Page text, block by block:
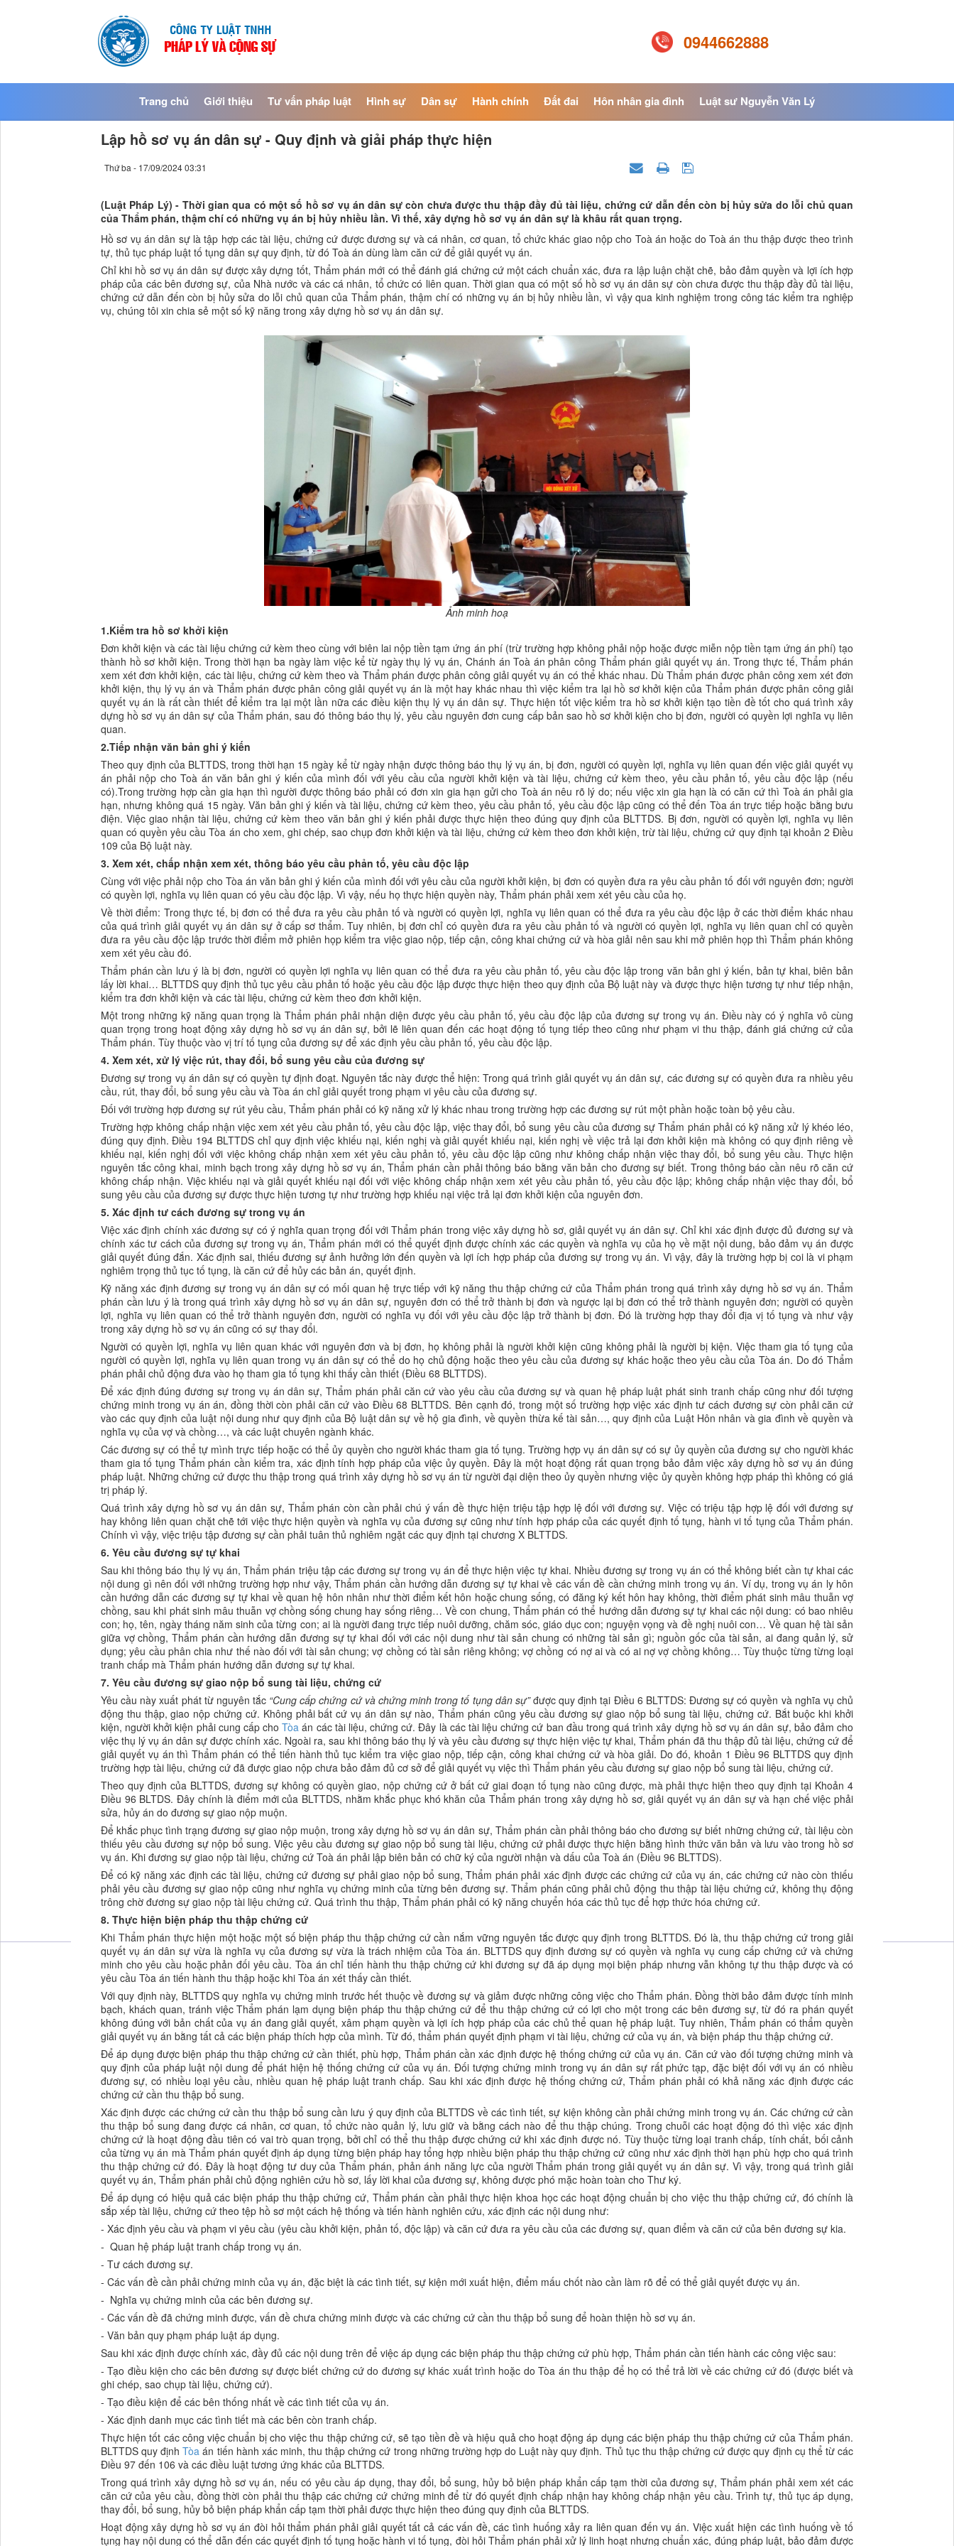
0944662888
Trang chủ Giới thiệu Tư vấn pháp luật Hình sự Dân sự Hành chính Đất đai Hôn nhân gia đình Luật sư Nguyễn Văn Lý
Lập hồ sơ vụ án dân sự - Quy định và giải pháp thực hiện
Thứ ba - 17/09/2024 03:31
(Luật Pháp Lý) - Thời gian qua có một số hồ sơ vụ án dân sự còn chưa được thu thập đầy đủ tài liệu, chứng cứ dẫn đến còn bị hủy sửa do lỗi chủ quan
của Thẩm phán, thậm chí có những vụ án bị hủy nhiều lần. Vì thế, xây dựng hồ sơ vụ án dân sự là khâu rất quan trọng.
Hồ sơ vụ án dân sự là tập hợp các tài liệu, chứng cứ được đương sự và cá nhân, cơ quan, tổ chức khác giao nộp cho Toà án hoặc do Toà án thu thập được theo trình
tự, thủ tục pháp luật tố tụng dân sự quy định, từ đó Toà án dùng làm căn cứ để giải quyết vụ án.
Chỉ khi hồ sơ vụ án dân sự được xây dựng tốt, Thẩm phán mới có thể đánh giá chứng cứ một cách chuẩn xác, đưa ra lập luận chặt chẽ, bảo đảm quyền và lợi ích hợp
pháp của các bên đương sự, của Nhà nước và các cá nhân, tổ chức có liên quan. Thời gian qua có một số hồ sơ vụ án dân sự còn chưa được thu thập đầy đủ tài liệu,
chứng cứ dẫn đến còn bị hủy sửa do lỗi chủ quan của Thẩm phán, thậm chí có những vụ án bị hủy nhiều lần, vì vậy qua kinh nghiệm trong công tác kiểm tra nghiệp
vụ, chúng tôi xin chia sẻ một số kỹ năng trong xây dựng hồ sơ vụ án dân sự.
Ảnh minh hoạ
1.Kiểm tra hồ sơ khởi kiện
Đơn khởi kiện và các tài liệu chứng cứ kèm theo cùng với biên lai nộp tiền tạm ứng án phí (trừ trường hợp không phải nộp hoặc được miễn nộp tiền tạm ứng án phí) tạo
thành hồ sơ khởi kiện. Trong thời hạn ba ngày làm việc kể từ ngày thụ lý vụ án, Chánh án Toà án phân công Thẩm phán giải quyết vụ án. Trong thực tế, Thẩm phán
xem xét đơn khởi kiện, các tài liệu, chứng cứ kèm theo và Thẩm phán được phân công giải quyết vụ án có thể khác nhau. Dù Thẩm phán được phân công xem xét đơn
khởi kiện, thụ lý vụ án và Thẩm phán được phân công giải quyết vụ án là một hay khác nhau thì việc kiểm tra lại hồ sơ khởi kiện của Thẩm phán được phân công giải
quyết vụ án là rất cần thiết để kiểm tra lại một lần nữa các điều kiện thụ lý vụ án dân sự. Thực hiện tốt việc kiểm tra hồ sơ khởi kiện tạo tiền đề tốt cho quá trình xây
dựng hồ sơ vụ án dân sự của Thẩm phán, sau đó thông báo thụ lý, yêu cầu nguyên đơn cung cấp bản sao hồ sơ khởi kiện cho bị đơn, người có quyền lợi nghĩa vụ liên
quan.
2.Tiếp nhận văn bản ghi ý kiến
Theo quy định của BLTTDS, trong thời hạn 15 ngày kể từ ngày nhận được thông báo thụ lý vụ án, bị đơn, người có quyền lợi, nghĩa vụ liên quan đến việc giải quyết vụ
án phải nộp cho Toà án văn bản ghi ý kiến của mình đối với yêu cầu của người khởi kiện và tài liệu, chứng cứ kèm theo, yêu cầu phản tố, yêu cầu độc lập (nếu
có).Trong trường hợp cần gia hạn thì người được thông báo phải có đơn xin gia hạn gửi cho Toà án nêu rõ lý do; nếu việc xin gia hạn là có căn cứ thì Toà án phải gia
hạn, nhưng không quá 15 ngày. Văn bản ghi ý kiến và tài liệu, chứng cứ kèm theo, yêu cầu phản tố, yêu cầu độc lập cũng có thể đến Tòa án trực tiếp hoặc bằng bưu
điện. Việc giao nhận tài liệu, chứng cứ kèm theo văn bản ghi ý kiến phải được thực hiện theo đúng quy định của BLTTDS. Bị đơn, người có quyền lợi, nghĩa vụ liên
quan có quyền yêu cầu Tòa án cho xem, ghi chép, sao chụp đơn khởi kiện và tài liệu, chứng cứ kèm theo đơn khởi kiện, trừ tài liệu, chứng cứ quy định tại khoản 2 Điều
109 của Bộ luật này.
3. Xem xét, chấp nhận xem xét, thông báo yêu cầu phản tố, yêu cầu độc lập
Cùng với việc phải nộp cho Tòa án văn bản ghi ý kiến của mình đối với yêu cầu của người khởi kiện, bị đơn có quyền đưa ra yêu cầu phản tố đối với nguyên đơn; người
có quyền lợi, nghĩa vụ liên quan có yêu cầu độc lập. Vì vậy, nếu họ thực hiện quyền này, Thẩm phán phải xem xét yêu cầu của họ.
Về thời điểm: Trong thực tế, bị đơn có thể đưa ra yêu cầu phản tố và người có quyền lợi, nghĩa vụ liên quan có thể đưa ra yêu cầu độc lập ở các thời điểm khác nhau
của quá trình giải quyết vụ án dân sự ở cấp sơ thẩm. Tuy nhiên, bị đơn chỉ có quyền đưa ra yêu cầu phản tố và người có quyền lợi, nghĩa vụ liên quan chỉ có quyền
đưa ra yêu cầu độc lập trước thời điểm mở phiên họp kiểm tra việc giao nộp, tiếp cận, công khai chứng cứ và hòa giải nên sau khi mở phiên họp thì Thẩm phán không
xem xét yêu cầu đó.
Thẩm phán cần lưu ý là bị đơn, người có quyền lợi nghĩa vụ liên quan có thể đưa ra yêu cầu phản tố, yêu cầu độc lập trong văn bản ghi ý kiến, bản tự khai, biên bản
lấy lời khai… BLTTDS quy định thủ tục yêu cầu phản tố hoặc yêu cầu độc lập được thực hiện theo quy định của Bộ luật này và được thực hiện tương tự như tiếp nhận,
kiểm tra đơn khởi kiện và các tài liệu, chứng cứ kèm theo đơn khởi kiện.
Một trong những kỹ năng quan trọng là Thẩm phán phải nhận diện được yêu cầu phản tố, yêu cầu độc lập của đương sự trong vụ án. Điều này có ý nghĩa vô cùng
quan trọng trong hoạt động xây dựng hồ sơ vụ án dân sự, bởi lẽ liên quan đến các hoạt động tố tụng tiếp theo cũng như phạm vi thu thập, đánh giá chứng cứ của
Thẩm phán. Tùy thuộc vào vị trí tố tụng của đương sự để xác định yêu cầu phản tố, yêu cầu độc lập.
4. Xem xét, xử lý việc rút, thay đổi, bổ sung yêu cầu của đương sự
Đương sự trong vụ án dân sự có quyền tự định đoạt. Nguyên tắc này được thể hiện: Trong quá trình giải quyết vụ án dân sự, các đương sự có quyền đưa ra nhiều yêu
cầu, rút, thay đổi, bổ sung yêu cầu và Tòa án chỉ giải quyết trong phạm vi yêu cầu của đương sự.
Đối với trường hợp đương sự rút yêu cầu, Thẩm phán phải có kỹ năng xử lý khác nhau trong trường hợp các đương sự rút một phần hoặc toàn bộ yêu cầu.
Trường hợp không chấp nhận việc xem xét yêu cầu phản tố, yêu cầu độc lập, việc thay đổi, bổ sung yêu cầu của đương sự Thẩm phán phải có kỹ năng xử lý khéo léo,
đúng quy định. Điều 194 BLTTDS chỉ quy định việc khiếu nại, kiến nghị và giải quyết khiếu nại, kiến nghị về việc trả lại đơn khởi kiện mà không có quy định riêng về
khiếu nại, kiến nghị đối với việc không chấp nhận xem xét yêu cầu phản tố, yêu cầu độc lập cũng như không chấp nhận việc thay đổi, bổ sung yêu cầu. Thực hiện
nguyên tắc công khai, minh bạch trong xây dựng hồ sơ vụ án, Thẩm phán cần phải thông báo bằng văn bản cho đương sự biết. Trong thông báo cần nêu rõ căn cứ
không chấp nhận. Việc khiếu nại và giải quyết khiếu nại đối với việc không chấp nhận xem xét yêu cầu phản tố, yêu cầu độc lập; không chấp nhận việc thay đổi, bổ
sung yêu cầu của đương sự được thực hiện tương tự như trường hợp khiếu nại việc trả lại đơn khởi kiện của nguyên đơn.
5. Xác định tư cách đương sự trong vụ án
Việc xác định chính xác đương sự có ý nghĩa quan trọng đối với Thẩm phán trong việc xây dựng hồ sơ, giải quyết vụ án dân sự. Chỉ khi xác định được đủ đương sự và
chính xác tư cách của đương sự trong vụ án, Thẩm phán mới có thể quyết định được chính xác các quyền và nghĩa vụ của họ về mặt nội dung, bảo đảm vụ án được
giải quyết đúng đắn. Xác định sai, thiếu đương sự ảnh hưởng lớn đến quyền và lợi ích hợp pháp của đương sự trong vụ án. Vì vậy, đây là trường hợp bị coi là vi phạm
nghiêm trọng thủ tục tố tụng, là căn cứ để hủy các bản án, quyết định.
Kỹ năng xác định đương sự trong vụ án dân sự có mối quan hệ trực tiếp với kỹ năng thu thập chứng cứ của Thẩm phán trong quá trình xây dựng hồ sơ vụ án. Thẩm
phán cần lưu ý là trong quá trình xây dựng hồ sơ vụ án dân sự, nguyên đơn có thể trở thành bị đơn và ngược lại bị đơn có thể trở thành nguyên đơn; người có quyền
lợi, nghĩa vụ liên quan có thể trở thành nguyên đơn, người có nghĩa vụ đối với yêu cầu độc lập trở thành bị đơn. Đó là trường hợp thay đổi địa vị tố tụng và như vậy
trong xây dựng hồ sơ vụ án cũng có sự thay đổi.
Người có quyền lợi, nghĩa vụ liên quan khác với nguyên đơn và bị đơn, họ không phải là người khởi kiện cũng không phải là người bị kiện. Việc tham gia tố tụng của
người có quyền lợi, nghĩa vụ liên quan trong vụ án dân sự có thể do họ chủ động hoặc theo yêu cầu của đương sự khác hoặc theo yêu cầu của Tòa án. Do đó Thẩm
phán phải chủ động đưa vào họ tham gia tố tụng khi thấy cần thiết (Điều 68 BLTTDS).
Để xác định đúng đương sự trong vụ án dân sự, Thẩm phán phải căn cứ vào yêu cầu của đương sự và quan hệ pháp luật phát sinh tranh chấp cũng như đối tượng
chứng minh trong vụ án án, đồng thời còn phải căn cứ vào Điều 68 BLTTDS. Bên cạnh đó, trong một số trường hợp việc xác định tư cách đương sự còn phải căn cứ
vào các quy định của luật nội dung như quy định của Bộ luật dân sự về hộ gia đình, về quyền thừa kế tài sản…, quy định của Luật Hôn nhân và gia đình về quyền và
nghĩa vụ của vợ và chồng…, và các luật chuyên ngành khác.
Các đương sự có thể tự mình trực tiếp hoặc có thể ủy quyền cho người khác tham gia tố tụng. Trường hợp vụ án dân sự có sự ủy quyền của đương sự cho người khác
tham gia tố tụng Thẩm phán cần kiểm tra, xác định tính hợp pháp của việc ủy quyền. Đây là một hoạt động rất quan trọng bảo đảm việc xây dựng hồ sơ vụ án đúng
pháp luật. Những chứng cứ được thu thập trong quá trình xây dựng hồ sơ vụ án từ người đại diện theo ủy quyền nhưng việc ủy quyền không hợp pháp thì không có giá
trị pháp lý.
Quá trình xây dựng hồ sơ vụ án dân sự, Thẩm phán còn cần phải chú ý vấn đề thực hiện triệu tập hợp lệ đối với đương sự. Việc có triệu tập hợp lệ đối với đương sự
hay không liên quan chặt chẽ tới việc thực hiện quyền và nghĩa vụ của đương sự cũng như tính hợp pháp của các quyết định tố tụng, hành vi tố tụng của Thẩm phán.
Chính vì vậy, việc triệu tập đương sự cần phải tuân thủ nghiêm ngặt các quy định tại chương X BLTTDS.
6. Yêu cầu đương sự tự khai
Sau khi thông báo thụ lý vụ án, Thẩm phán triệu tập các đương sự trong vụ án để thực hiện việc tự khai. Nhiều đương sự trong vụ án có thể không biết cần tự khai các
nội dung gì nên đối với những trường hợp như vậy, Thẩm phán cần hướng dẫn đương sự tự khai về các vấn đề cần chứng minh trong vụ án. Ví dụ, trong vụ án ly hôn
cần hướng dẫn các đương sự tự khai về quan hệ hôn nhân như thời điểm kết hôn hoặc chung sống, có đăng ký kết hôn hay không, thời điểm phát sinh mâu thuẫn vợ
chồng, sau khi phát sinh mâu thuẫn vợ chồng sống chung hay sống riêng… Về con chung, Thẩm phán có thể hướng dẫn đương sự tự khai các nội dung: có bao nhiêu
con; họ, tên, ngày tháng năm sinh của từng con; ai là người đang trực tiếp nuôi dưỡng, chăm sóc, giáo dục con; nguyện vọng và đề nghị nuôi con… Về quan hệ tài sản
giữa vợ chồng, Thẩm phán cần hướng dẫn đương sự tự khai đối với các nội dung như tài sản chung có những tài sản gì; nguồn gốc của tài sản, ai đang quản lý, sử
dụng; yêu cầu phân chia như thế nào đối với tài sản chung; vợ chồng có tài sản riêng không; vợ chồng có nợ ai và có ai nợ vợ chồng không… Tùy thuộc từng từng loại
tranh chấp mà Thẩm phán hướng dẫn đương sự tự khai.
7. Yêu cầu đương sự giao nộp bổ sung tài liệu, chứng cứ
Yêu cầu này xuất phát từ nguyên tắc “Cung cấp chứng cứ và chứng minh trong tố tụng dân sự”được quy định tại Điều 6 BLTTDS: Đương sự có quyền và nghĩa vụ chủ
động thu thập, giao nộp chứng cứ. Không phải bất cứ vụ án dân sự nào, Thẩm phán cũng yêu cầu đương sự giao nộp bổ sung tài liệu, chứng cứ. Bắt buộc khi khởi
kiện, người khởi kiện phải cung cấp choTòa án các tài liệu, chứng cứ. Đây là các tài liệu chứng cứ ban đầu trong quá trình xây dựng hồ sơ vụ án dân sự, bảo đảm cho
việc thụ lý vụ án dân sự được chính xác. Ngoài ra, sau khi thông báo thụ lý và yêu cầu đương sự thực hiện việc tự khai, Thẩm phán đã thu thập đủ tài liệu, chứng cứ để
giải quyết vụ án thì Thẩm phán có thể tiến hành thủ tục kiểm tra việc giao nộp, tiếp cận, công khai chứng cứ và hòa giải. Do đó, khoản 1 Điều 96 BLTTDS quy định
trường hợp tài liệu, chứng cứ đã được giao nộp chưa bảo đảm đủ cơ sở để giải quyết vụ việc thì Thẩm phán yêu cầu đương sự giao nộp bổ sung tài liệu, chứng cứ.
Theo quy định của BLTTDS, đương sự không có quyền giao, nộp chứng cứ ở bất cứ giai đoạn tố tụng nào cũng được, mà phải thực hiện theo quy định tại Khoản 4
Điều 96 BLTDS. Đây chính là điểm mới của BLTTDS, nhằm khắc phục khó khăn của Thẩm phán trong xây dựng hồ sơ, giải quyết vụ án dân sự và hạn chế việc phải
sửa, hủy án do đương sự giao nộp muộn.
Để khắc phục tình trạng đương sự giao nộp muộn, trong xây dựng hồ sơ vụ án dân sự, Thẩm phán cần phải thông báo cho đương sự biết những chứng cứ, tài liệu còn
thiếu yêu cầu đương sự nộp bổ sung. Việc yêu cầu đương sự giao nộp bổ sung tài liệu, chứng cứ phải được thực hiện bằng hình thức văn bản và lưu vào trong hồ sơ
vụ án. Khi đương sự giao nộp tài liệu, chứng cứ Toà án phải lập biên bản có chữ ký của người nhận và dấu của Toà án (Điều 96 BLTTDS).
Để có kỹ năng xác định các tài liệu, chứng cứ đương sự phải giao nộp bổ sung, Thẩm phán phải xác định được các chứng cứ của vụ án, các chứng cứ nào còn thiếu
phải yêu cầu đương sự giao nộp cũng như nghĩa vụ chứng minh của từng bên đương sự. Thẩm phán cũng phải chủ động thu thập tài liệu chứng cứ, không thụ động
trông chờ đương sự giao nộp tài liệu chứng cứ. Quá trình thu thập, Thẩm phán phải có kỹ năng chuyển hóa các thủ tục để hợp thức hóa chứng cứ.
8. Thực hiện biện pháp thu thập chứng cứ
Khi Thẩm phán thực hiện một hoặc một số biện pháp thu thập chứng cứ cần nắm vững nguyên tắc được quy định trong BLTTDS. Đó là, thu thập chứng cứ trong giải
quyết vụ án dân sự vừa là nghĩa vụ của đương sự vừa là trách nhiệm của Tòa án. BLTTDS quy định đương sự có quyền và nghĩa vụ cung cấp chứng cứ và chứng
minh cho yêu cầu hoặc phản đối yêu cầu. Tòa án chỉ tiến hành thu thập chứng cứ khi đương sự đã áp dụng mọi biện pháp nhưng vẫn không tự thu thập được và có
yêu cầu Tòa án tiến hành thu thập hoặc khi Tòa án xét thấy cần thiết.
Với quy định này, BLTTDS quy nghĩa vụ chứng minh trước hết thuộc về đương sự và giảm được những công việc cho Thẩm phán. Đồng thời bảo đảm được tính minh
bạch, khách quan, tránh việc Thẩm phán lạm dụng biện pháp thu thập chứng cứ để thu thập chứng cứ có lợi cho một trong các bên đương sự, từ đó ra phán quyết
không đúng với bản chất của vụ án đang giải quyết, xâm phạm quyền và lợi ích hợp pháp của các chủ thể quan hệ pháp luật. Tuy nhiên, Thẩm phán có thẩm quyền
giải quyết vụ án bằng tất cả các biện pháp thích hợp của mình. Từ đó, thẩm phán quyết định phạm vi tài liệu, chứng cứ của vụ án, và biện pháp thu thập chứng cứ.
Để áp dụng được biện pháp thu thập chứng cứ cần thiết, phù hợp, Thẩm phán cần xác định được hệ thống chứng cứ của vụ án. Căn cứ vào đối tượng chứng minh và
quy định của pháp luật nội dung để phát hiện hệ thống chứng cứ của vụ án. Đối tượng chứng minh trong vụ án dân sự rất phức tạp, đặc biệt đối với vụ án có nhiều
đương sự, có nhiều loại yêu cầu, nhiều quan hệ pháp luật tranh chấp. Sau khi xác định được hệ thống chứng cứ, Thẩm phán phải có khả năng xác định được các
chứng cứ cần thu thập bổ sung.
Xác định được các chứng cứ cần thu thập bổ sung cần lưu ý quy định của BLTTDS về các tình tiết, sự kiện không cần phải chứng minh trong vụ án. Các chứng cứ cần
thu thập bổ sung đang được cá nhân, cơ quan, tổ chức nào quản lý, lưu giữ và bằng cách nào để thu thập chúng. Trong chuỗi các hoạt động đó thì việc xác định
chứng cứ là hoạt động đầu tiên có vai trò quan trọng, bởi chỉ có thể thu thập được chứng cứ khi xác định được nó. Tùy thuộc từng loại tranh chấp, tính chất, bối cảnh
của từng vụ án mà Thẩm phán quyết định áp dụng từng biện pháp hay tổng hợp nhiều biện pháp thu thập chứng cứ cũng như xác định thời hạn phù hợp cho quá trình
thu thập chứng cứ đó. Đây là hoạt động tư duy của Thẩm phán, phản ánh năng lực của người Thẩm phán trong giải quyết vụ án dân sự. Vì vậy, trong quá trình giải
quyết vụ án, Thẩm phán phải chủ động nghiên cứu hồ sơ, lấy lời khai của đương sự, không được phó mặc hoàn toàn cho Thư ký.
Để áp dụng có hiệu quả các biện pháp thu thập chứng cứ, Thẩm phán cần phải thực hiện khoa học các hoạt động chuẩn bị cho việc thu thập chứng cứ, đó chính là
sắp xếp tài liệu, chứng cứ theo tệp hồ sơ một cách hệ thống và tiến hành nghiên cứu, xác định các nội dung như:
- Xác định yêu cầu và phạm vi yêu cầu (yêu cầu khởi kiện, phản tố, độc lập) và căn cứ đưa ra yêu cầu của các đương sự, quan điểm và căn cứ của bên đương sự kia.
- Quan hệ pháp luật tranh chấp trong vụ án.
- Tư cách đương sự.
- Các vấn đề cần phải chứng minh của vụ án, đặc biệt là các tình tiết, sự kiện mới xuất hiện, điểm mấu chốt nào cần làm rõ để có thể giải quyết được vụ án.
- Nghĩa vụ chứng minh của các bên đương sự.
- Các vấn đề đã chứng minh được, vấn đề chưa chứng minh được và các chứng cứ cần thu thập bổ sung để hoàn thiện hồ sơ vụ án.
- Văn bản quy phạm pháp luật áp dụng.
Sau khi xác định được chính xác, đầy đủ các nội dung trên để việc áp dụng các biện pháp thu thập chứng cứ phù hợp, Thẩm phán cần tiến hành các công việc sau:
- Tạo điều kiện cho các bên đương sự được biết chứng cứ do đương sự khác xuất trình hoặc do Tòa án thu thập để họ có thể trả lời về các chứng cứ đó (được biết và
ghi chép, sao chụp tài liệu, chứng cứ).
- Tạo điều kiện để các bên thống nhất về các tình tiết của vụ án.
- Xác định danh mục các tình tiết mà các bên còn tranh chấp.
Thực hiện tốt các công việc chuẩn bị cho việc thu thập chứng cứ, sẽ tạo tiền đề và hiệu quả cho hoạt động áp dụng các biện pháp thu thập chứng cứ của Thẩm phán.
BLTTDS quy địnhTòa án tiến hành xác minh, thu thập chứng cứ trong những trường hợp do Luật này quy định. Thủ tục thu thập chứng cứ được quy định cụ thể từ các
Điều 97 đến 106 và các điều luật tương ứng khác của BLTTDS.
Trong quá trình xây dựng hồ sơ vụ án, nếu có yêu cầu áp dụng, thay đổi, bổ sung, hủy bỏ biện pháp khẩn cấp tạm thời của đương sự, Thẩm phán phải xem xét các
căn cứ của yêu cầu, đồng thời còn phải thu thập các chứng cứ chứng minh để từ đó quyết định chấp nhận hay không chấp nhận yêu cầu. Trình tự, thủ tục áp dụng,
thay đổi, bổ sung, hủy bỏ biện pháp khẩn cấp tạm thời phải được thực hiện theo đúng quy định của BLTTDS.
Hoạt động xây dựng hồ sơ vụ án đòi hỏi thẩm phán phải giải quyết tất cả các vấn đề, các tình huống xảy ra liên quan đến vụ án. Việc xuất hiện các tình huống về tố
tụng hay nội dung có thể dẫn đến các quyết định tố tụng hoặc hành vi tố tụng, đòi hỏi Thẩm phán phải xử lý linh hoạt nhưng chuẩn xác, đúng pháp luật, bảo đảm được